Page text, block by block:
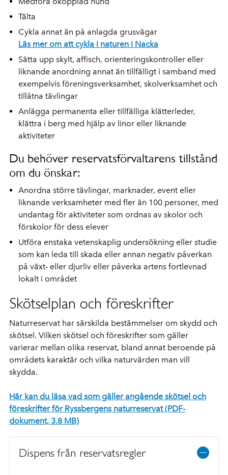
Tälta
Cykla annat än på anlagda grusvägar
Läs mer om att cykla i naturen i Nacka
Sätta upp skylt, affisch, orienteringskontroller eller
liknande anordning annat än tillfälligt i samband med
exempelvis föreningsverksamhet, skolverksamhet och
tillåtna tävlingar
Anlägga permanenta eller tillfälliga klätterleder,
klättra i berg med hjälp av linor eller liknande
aktiviteter
Du behöver reservatsförvaltarens tillstånd
om du önskar:
Anordna större tävlingar, marknader, event eller
liknande verksamheter med fler än 100 personer, med
undantag för aktiviteter som ordnas av skolor och
förskolor för dess elever
Utföra enstaka vetenskaplig undersökning eller studie
som kan leda till skada eller annan negativ påverkan
på växt- eller djurliv eller påverka artens fortlevnad
lokalt i området
Skötselplan och föreskrifter
Naturreservat har särskilda bestämmelser om skydd och
skötsel. Vilken skötsel och föreskrifter som gäller
varierar mellan olika reservat, bland annat beroende på
områdets karaktär och vilka naturvärden man vill
skydda.
Här kan du läsa vad som gäller angående skötsel och
föreskrifter för Ryssbergens naturreservat (PDF-
dokument, 3.8 MB)
Dispens från reservatsregler